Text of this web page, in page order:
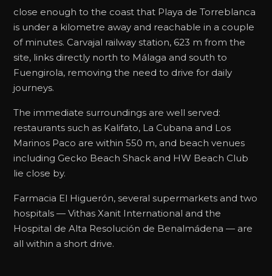
close enough to the coast that Playa de Torreblanca
is under a kilometre away and reachable in a couple
of minutes. Carvajal railway station, 623 m from the
site, links directly north to Málaga and south to
Fuengirola, removing the need to drive for daily
journeys.
The immediate surroundings are well served:
restaurants such as Kalifato, La Cubana and Los
Marinos Paco are within 550 m, and beach venues
including Gecko Beach Shack and HW Beach Club
lie close by.
Farmacia El Higuerón, several supermarkets and two
hospitals — Vithas Xanit International and the
Hospital de Alta Resolución de Benalmádena — are
all within a short drive.